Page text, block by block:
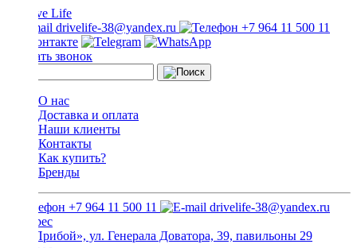
drivelife-38@yandex.ru +7 964 11 500 11
Заказать звонок
О нас
Доставка и оплата
Наши клиенты
Контакты
Как купить?
Бренды
+7 964 11 500 11 drivelife-38@yandex.ru
ТЦ «Прибой», ул. Генерала Доватора, 39, павильоны 29